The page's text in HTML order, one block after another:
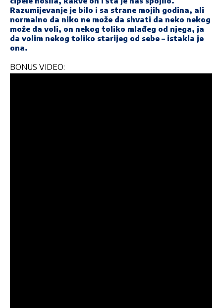
Razumijevanje je bilo i sa strane mojih godina, ali
normalno da niko ne može da shvati da neko nekog
može da voli, on nekog toliko mlađeg od njega, ja
da volim nekog toliko starijeg od sebe – istakla je
ona.
BONUS VIDEO: